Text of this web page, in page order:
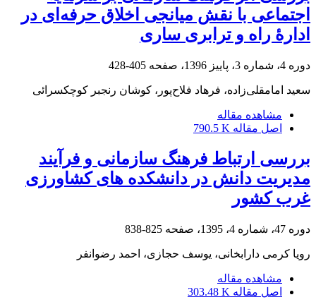
اجتماعی با نقش میانجی اخلاق حرفه‌ای در
ادارۀ راه و ترابری ساری
دوره 4، شماره 3، پاییز 1396، صفحه 405-428
سعید امامقلی‌زاده، فرهاد فلاح‌پور، کوشان رنجبر کوچکسرائی
مشاهده مقاله
اصل مقاله 790.5 K
بررسی ارتباط فرهنگ سازمانی و فرآیند
مدیریت دانش در دانشکده های کشاورزی
غرب کشور
دوره 47، شماره 4، 1395، صفحه 825-838
رویا کرمی دارابخانی، یوسف حجازی، احمد رضوانفر
مشاهده مقاله
اصل مقاله 303.48 K